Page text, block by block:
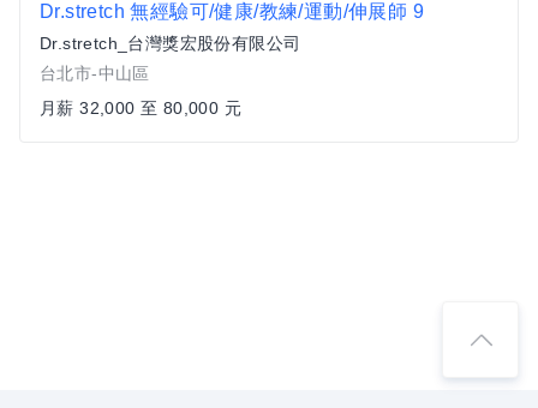
Dr.stretch 無經驗可/健康/教練/運動/伸展師 9
Dr.stretch_台灣獎宏股份有限公司
台北市-中山區
月薪 32,000 至 80,000 元